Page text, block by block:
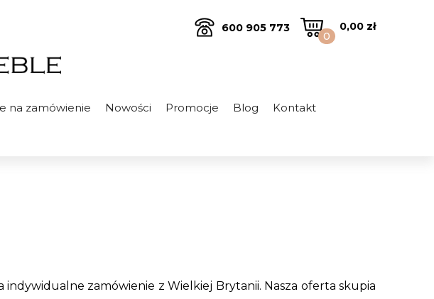
0
0,00 zł
600 905 773
na zamówienie Nowości Promocje Blog Kontakt
indywidualne zamówienie z Wielkiej Brytanii. Nasza oferta skupia